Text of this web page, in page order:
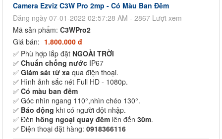
Camera Ezviz C3W Pro 2mp - Có Màu Ban Đêm
Đăng ngày 07-01-2022 02:57:28 AM - 2867 Lượt xem
Mã sản phẩm: C3WPro2
Giá bán: 1.800.000 đ
✅ Phù hợp lắp đặt NGOÀI TRỜI
✅ Chuẩn chống nước IP67
✅ Giám sát từ xa qua điện thoại.
✅ Hình ảnh sắc nét Full HD - 1080p.
✅ Có màu ban đêm
✅ Góc nhìn ngang 110°,nhìn chéo 130°.
✅ Báo động khi có người đột nhập.
✅ Đèn hồng ngoại quay đêm lên đến 30m.
✅ Điện thoại đặt hàng: 0918366116